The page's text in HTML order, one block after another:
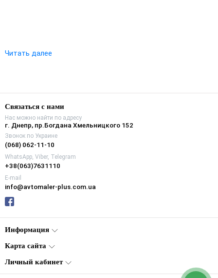
Читать далее
Связаться с нами
Нас можно найти по адресу
г. Днепр, пр.Богдана Хмельницкого 152
Звонок по Украине
(068) 062-11-10
WhatsApp, Viber, Telegram
+38(063)7631110
E-mail
info@avtomaler-plus.com.ua
Информация
Карта сайта
Личный кабинет